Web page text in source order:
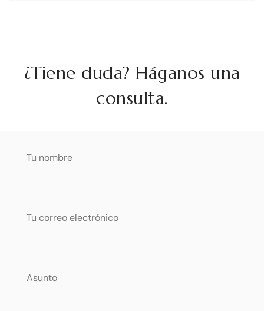
¿Tiene duda? Háganos una
consulta.
Tu nombre
Tu correo electrónico
Asunto